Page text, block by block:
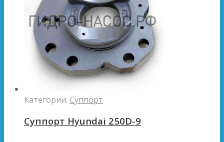
Категории: Суппорт
Суппорт Hyundai 250D-9